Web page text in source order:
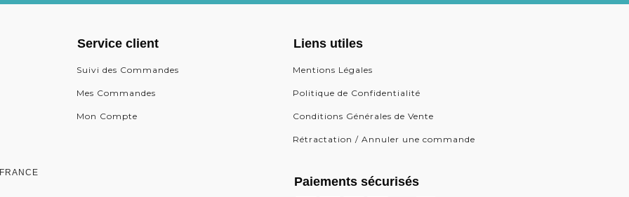
Service client
Suivi des Commandes
Mes Commandes
Mon Compte
Liens utiles
Mentions Légales
Politique de Confidentialité
Conditions Générales de Vente
Rétractation / Annuler une commande
Paiements sécurisés